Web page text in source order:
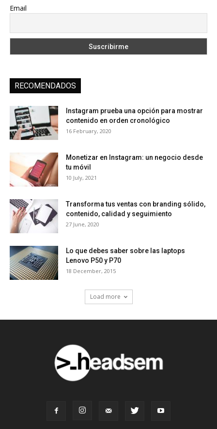
Email
RECOMENDADOS
Instagram prueba una opción para mostrar
contenido en orden cronológico
16 February, 2020
Monetizar en Instagram: un negocio desde
tu móvil
10 July, 2021
Transforma tus ventas con branding sólido,
contenido, calidad y seguimiento
27 June, 2020
Lo que debes saber sobre las laptops
Lenovo P50 y P70
18 December, 2015
Load more